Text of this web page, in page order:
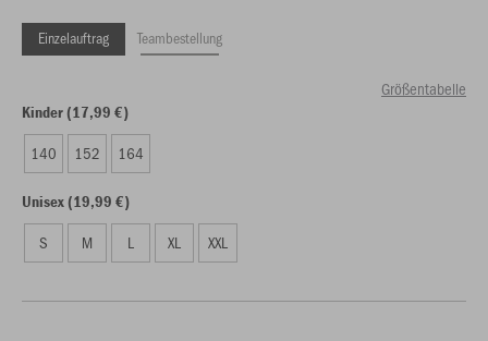
Einzelauftrag Teambestellung
Größentabelle
Kinder (17,99 €)
140 152 164
Unisex (19,99 €)
S M L XL XXL